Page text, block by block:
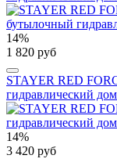
14%
1 820 руб
STAYER RED
гидравлический
14%
3 420 руб